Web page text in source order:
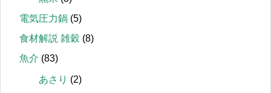
電気圧力鍋 (5)
食材解説 雑穀 (8)
魚介 (83)
あさり (2)